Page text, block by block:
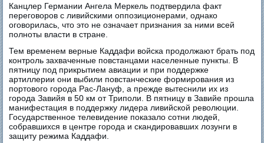
Канцлер Германии Ангела Меркель подтвердила факт
переговоров с ливийскими оппозиционерами, однако
оговорилась, что это не означает признания за ними всей
полноты власти в стране.
Тем временем верные Каддафи войска продолжают брать под
контроль захваченные повстанцами населенные пункты. В
пятницу под прикрытием авиации и при поддержке
артиллерии они выбили повстанческие формирования из
портового города Рас-Лануф, а прежде вытеснили их из
города Завийя в 50 км от Триполи. В пятницу в Завийе прошла
манифестация в поддержку лидера ливийской революции.
Государственное телевидение показало сотни людей,
собравшихся в центре города и скандировавших лозунги в
защиту режима Каддафи.